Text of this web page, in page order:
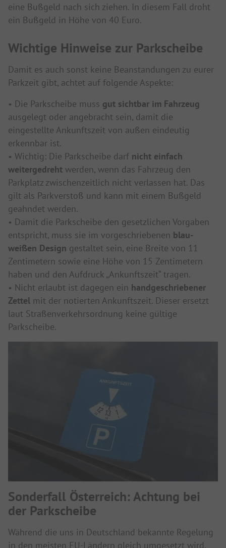
eine Bußgeld nach sich ziehen. In diesem Fall droht
ein Bußgeld in Höhe von 40 Euro.
Wichtige Hinweise zur Parkscheibe
Damit es auch sonst keine Beanstandungen zu eurer
Parkzeit gibt, achtet auf folgende Aspekte:
• Die Parkscheibe muss gut sichtbar im Fahrzeug
ausgelegt oder angebracht sein, damit die
eingestellte Ankunftszeit von außen eindeutig
erkennbar ist.
• Wichtig: Die Parkscheibe darf nicht einfach
weitergedreht werden, wenn das Fahrzeug den
Parkplatz zwischenzeitlich nicht verlassen hat. Das
gilt als Parkverstoß und kann mit einem Bußgeld
geahndet werden.
• Damit die Parkscheibe den gesetzlichen Vorgaben
entspricht, muss sie im vorgeschriebenen blau-
weißen Design gestaltet sein, eine Breite von 11
Zentimetern sowie eine Höhe von 15 Zentimetern
haben und den Aufdruck „Ankunftszeit“ tragen.
• Nicht erlaubt ist dagegen ein handgeschriebener
Zettel mit der notierten Ankunftszeit. Dieser ersetzt
laut Straßenverkehrsordnung keine gültige
Parkscheibe.
Sonderfall Österreich: Achtung bei
der Parkscheibe
Während die uns in Deutschland bekannte Regelung
in den meisten EU-Ländern gleich umgesetzt wird,